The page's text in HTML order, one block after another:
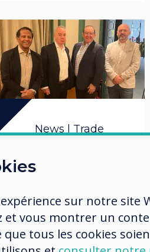
News | Trade
Clevertouch signe
de distribution
avec FVC dans la
région du Golfe
sur notre site
vous montrer un
tous les cookies